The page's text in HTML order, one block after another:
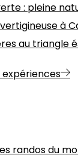
: pleine
à
au triangle
expériences
randos du